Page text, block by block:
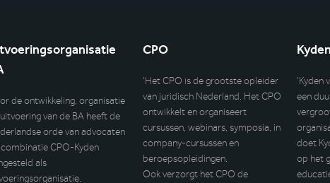
de ontwikkeling, organisatie
van de BA heeft de
orde van advocaten
CPO-Kyden
als
CPO
‘Het CPO is de grootste opleider
van juridisch Nederland. Het CPO
ontwikkelt en organiseert
cursussen, webinars, symposia, in
company-cursussen en
beroepsopleidingen.
Ook verzorgt het CPO de
Kyden
een
doet
op het